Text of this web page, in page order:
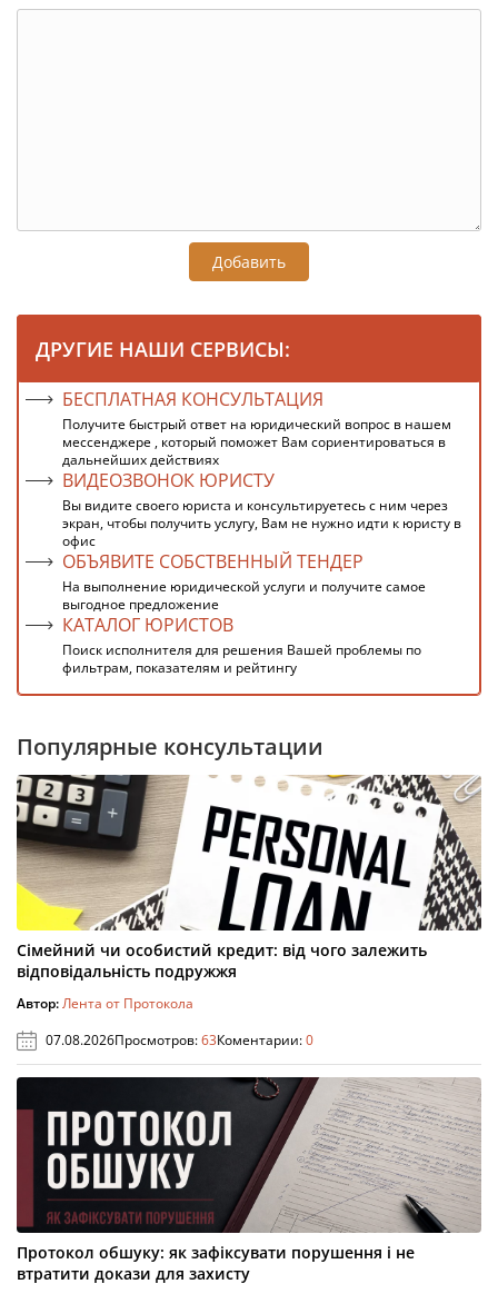
Добавить
ДРУГИЕ НАШИ СЕРВИСЫ:
БЕСПЛАТНАЯ КОНСУЛЬТАЦИЯ
Получите быстрый ответ на юридический вопрос в нашем
мессенджере , который поможет Вам сориентироваться в
дальнейших действиях
ВИДЕОЗВОНОК ЮРИСТУ
Вы видите своего юриста и консультируетесь с ним через
экран, чтобы получить услугу, Вам не нужно идти к юристу в
офис
ОБЪЯВИТЕ СОБСТВЕННЫЙ ТЕНДЕР
На выполнение юридической услуги и получите самое
выгодное предложение
КАТАЛОГ ЮРИСТОВ
Поиск исполнителя для решения Вашей проблемы по
фильтрам, показателям и рейтингу
Популярные консультации
Сімейний чи особистий кредит: від чого залежить
відповідальність подружжя
Автор:Лента от Протокола
07.08.2026Просмотров:63Коментарии:0
Протокол обшуку: як зафіксувати порушення і не
втратити докази для захисту